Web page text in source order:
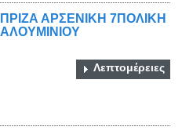
ΠΡΙΖΑ ΑΡΣΕΝΙΚΗ 7ΠΟΛΙΚΗ
ΑΛΟΥΜΙΝΙΟΥ
Λεπτομέρειες